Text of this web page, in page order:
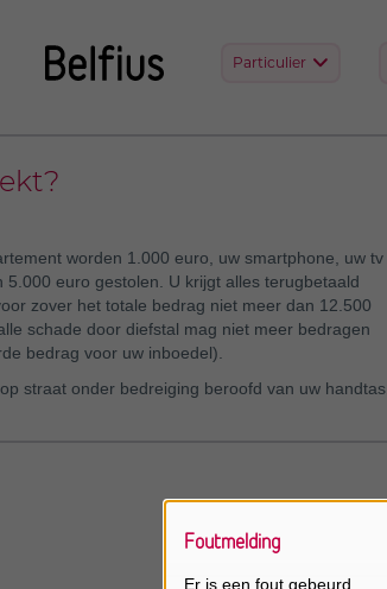
worden 1.000 euro, uw smartphone, uw tv
5.000 euro gestolen. U krijgt alles terugbetaald
zover het totale bedrag niet meer dan 12.500
schade door diefstal mag niet meer bedragen
bedrag voor uw inboedel).
straat onder bedreiging beroofd van uw handtas.
Foutmelding
Er is een fout gebeurd